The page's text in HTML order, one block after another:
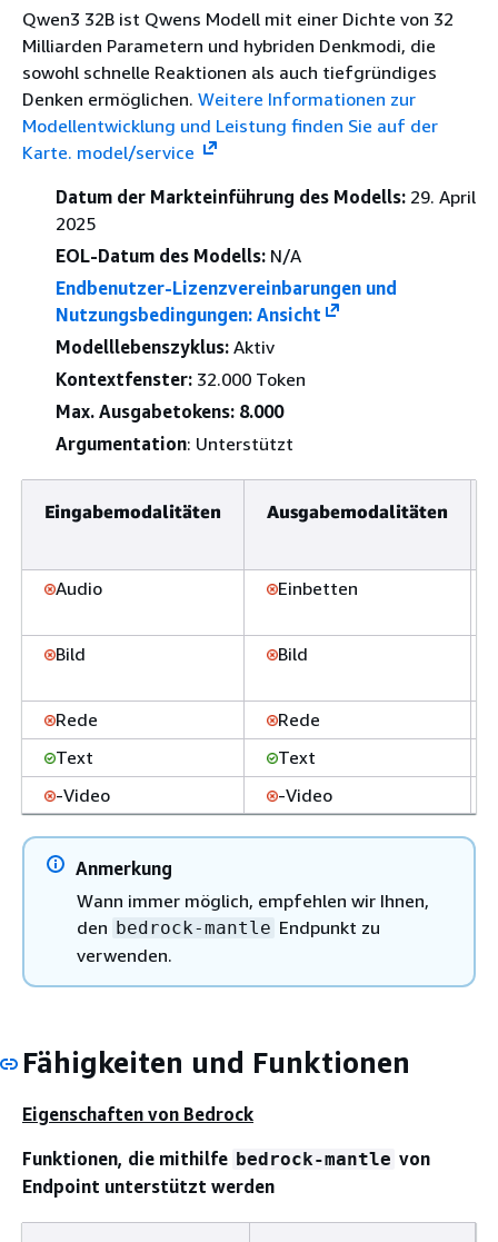
Qwen3 32B ist Qwens Modell mit einer Dichte von 32
Milliarden Parametern und hybriden Denkmodi, die
sowohl schnelle Reaktionen als auch tiefgründiges
Denken ermöglichen. Weitere Informationen zur
Modellentwicklung und Leistung finden Sie auf der
Karte. model/service
Datum der Markteinführung des Modells: 29. April
2025
EOL-Datum des Modells: N/A
Endbenutzer-Lizenzvereinbarungen und
Nutzungsbedingungen: Ansicht
Modelllebenszyklus: Aktiv
Kontextfenster: 32.000 Token
Max. Ausgabetokens: 8.000
Argumentation: Unterstützt
Eingabemodalitäten Ausgabemodalitäten
Audio Einbetten
Bild Bild
Rede
Rede
Text
Text
-Video
-Video
Anmerkung
Wann immer möglich, empfehlen wir Ihnen,
den bedrock-mantle Endpunkt zu
verwenden.
Fähigkeiten und Funktionen
Eigenschaften von Bedrock
Funktionen, die mithilfe bedrock-mantle von
Endpoint unterstützt werden